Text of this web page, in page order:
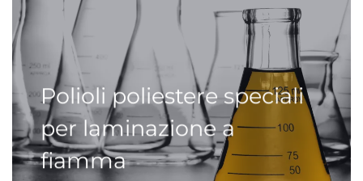
Polioli poliestere speciali
per laminazione a
fiamma